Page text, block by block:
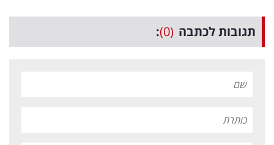
תגובות לכתבה (0)
: